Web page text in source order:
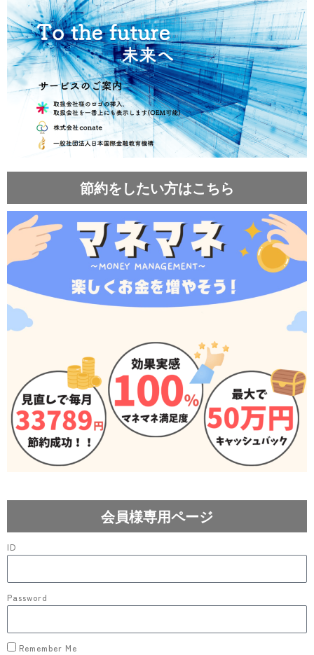
節約をしたい方はこちら
会員様専用ページ
ID
Password
Remember Me